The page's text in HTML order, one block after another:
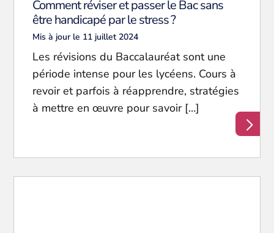
Comment réviser et passer le Bac sans
être handicapé par le stress ?
Mis à jour le 11 juillet 2024
Les révisions du Baccalauréat sont une
période intense pour les lycéens. Cours à
revoir et parfois à réapprendre, stratégies
à mettre en œuvre pour savoir […]